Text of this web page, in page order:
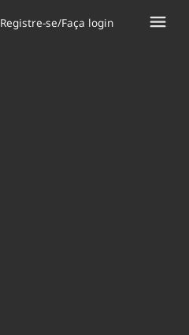
Registre-se/Faça login